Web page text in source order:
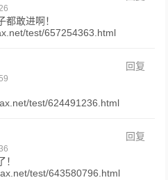
都敢进啊！
test/657254363.html
回复
test/624491236.html
回复
！
test/643580796.html